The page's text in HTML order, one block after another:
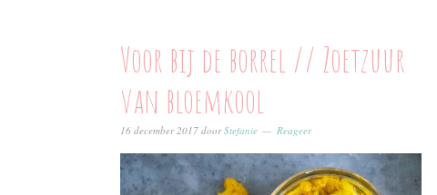
Voor bij de borrel // Zoetzuur
van bloemkool
16 december 2017 doorStefanie Reageer